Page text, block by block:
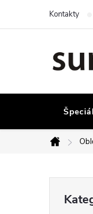
Kontakty
Domov
kategórie